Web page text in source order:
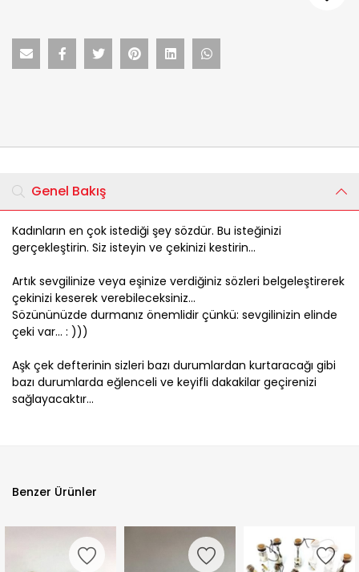
Genel Bakış
Kadınların en çok istediği şey sözdür. Bu isteğinizi
gerçekleştirin. Siz isteyin ve çekinizi kestirin...
Artık sevgilinize veya eşinize verdiğiniz sözleri belgeleştirerek
çekinizi keserek verebileceksiniz...
Sözününüzde durmanız önemlidir çünkü: sevgilinizin elinde
çeki var... : )))
Aşk çek defterinin sizleri bazı durumlardan kurtaracağı gibi
bazı durumlarda eğlenceli ve keyifli dakakilar geçirenizi
sağlayacaktır...
Benzer Ürünler